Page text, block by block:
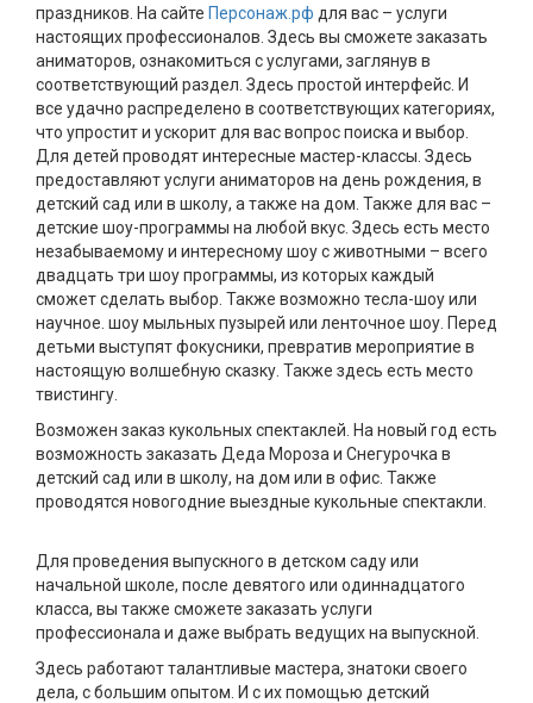
праздников. На сайте Персонаж.рф для вас – услуги
настоящих профессионалов. Здесь вы сможете заказать
аниматоров, ознакомиться с услугами, заглянув в
соответствующий раздел. Здесь простой интерфейс. И
все удачно распределено в соответствующих категориях,
что упростит и ускорит для вас вопрос поиска и выбор.
Для детей проводят интересные мастер-классы. Здесь
предоставляют услуги аниматоров на день рождения, в
детский сад или в школу, а также на дом. Также для вас –
детские шоу-программы на любой вкус. Здесь есть место
незабываемому и интересному шоу с животными – всего
двадцать три шоу программы, из которых каждый
сможет сделать выбор. Также возможно тесла-шоу или
научное. шоу мыльных пузырей или ленточное шоу. Перед
детьми выступят фокусники, превратив мероприятие в
настоящую волшебную сказку. Также здесь есть место
твистингу. ⠀
Возможен заказ кукольных спектаклей. На новый год есть
возможность заказать Деда Мороза и Снегурочка в
детский сад или в школу, на дом или в офис. Также
проводятся новогодние выездные кукольные спектакли.
Для проведения выпускного в детском саду или
начальной школе, после девятого или одиннадцатого
класса, вы также сможете заказать услуги
профессионала и даже выбрать ведущих на выпускной. ⠀
Здесь работают талантливые мастера, знатоки своего
дела, с большим опытом. И с их помощью детский